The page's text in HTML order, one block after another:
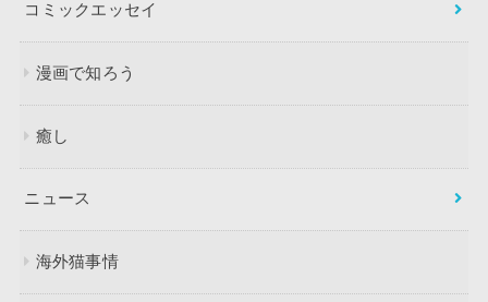
コミックエッセイ
漫画で知ろう
癒し
ニュース
海外猫事情